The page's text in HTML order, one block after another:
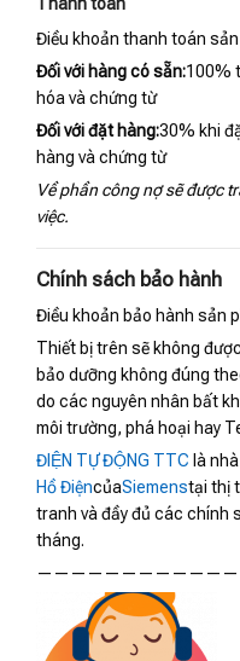
Điều khoản thanh toán sản
Đối với hàng có sẵn:100%
hóa và chứng từ
Đối với đặt hàng:30% khi
hàng và chứng từ
Về phần công nợ sẽ được
việc.
Chính sách bảo hành
Điều khoản bảo hành sản
Thiết bị trên sẽ không
bảo dưỡng không đúng
do các nguyên nhân bất
môi trường, phá hoại hay
ĐIỆN TỰ ĐỘNG TTC là
Hồ ĐiệncủaSiemenstại thị
tranh và đầy đủ các chính
tháng.